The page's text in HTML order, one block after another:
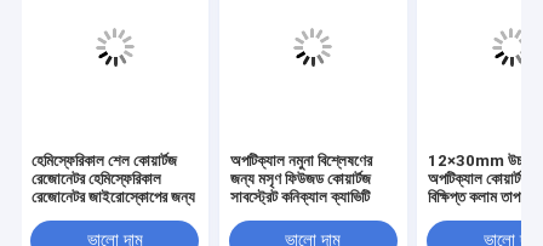
হেমিস্ফেরিকাল শেল কোয়ার্টজ
রেজোনেটর হেমিস্ফেরিকাল
রেজোনেটর জাইরোস্কোপের জন্য
ভালো দাম
অপটিক্যাল নমুনা বিশ্লেষণের
জন্য মসৃণ ফিউজড কোয়ার্টজ
সাবস্ট্রেট কনিক্যাল ক্যাভিটি
ভালো দাম
12×30mm উচ্চ
অপটিক্যাল কোয়ার্টজ
বিক্ষিপ্ত কলাম তাপ
ভালো দাম